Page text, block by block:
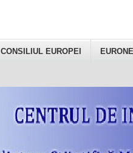
CONSILIUL EUROPEI